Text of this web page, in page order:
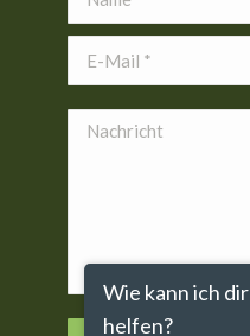
E-Mail *
Nachricht
Wie kann ich dir
helfen?